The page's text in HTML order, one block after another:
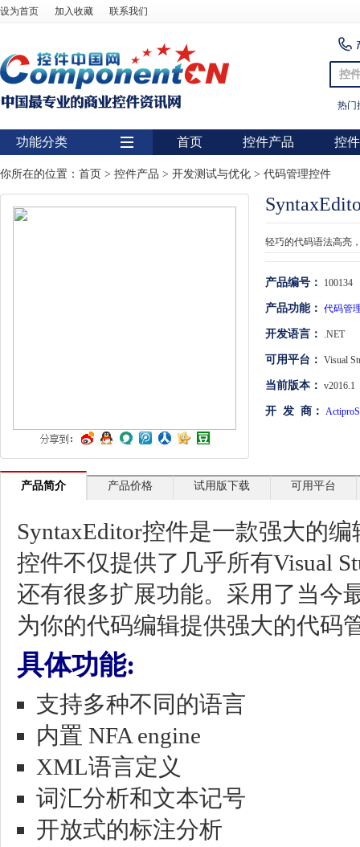
设为首页 加入收藏 联系我们
控
热门
功能分类
用户界面
项目管理与业务逻辑
网络通讯
程序安全
开发测试与优化
智能设备开发
其它
首页 控件产品 控
你所在的位置： 首页 > 控件产品 > 开发测试与优化 > 代码管理控件
轻巧的代码语法高亮
产品编号： 100134
产品功能： 代码管
开发语言： .NET
可用平台： Visual
当前版本： v2016.1
开 发 商：
产品简介 产品价格 试用版下载 可用平台
SyntaxEditor控件是一款强大的
控件不仅提供了几乎所有Visual
还有很多扩展功能。采用了当今
为你的代码编辑提供强大的代码
具体功能:
支持多种不同的语言
内置 NFA engine
XML语言定义
词汇分析和文本记号
开放式的标注分析